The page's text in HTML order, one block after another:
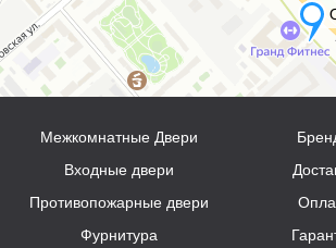
Межкомнатные Двери
Входные двери
Противопожарные двери
Фурнитура